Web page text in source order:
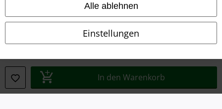
Alle ablehnen
Einstellungen
In den Warenkorb
Datenschutz
Entsorgung und Umweltschutz
Konformitätserklärung
Information zur Barrierefreiheit